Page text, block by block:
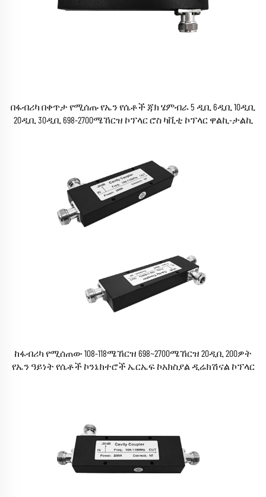
በፋብሪካ በቀጥታ የሚሰጡ የኤን የሴቶች ጃክ ሄምብራ 5 ዲቢ 6ዲቢ 10ዲቢ
20ዲቢ 30ዲቢ 698-2700ሜኸርዝ ኮፕላር ሮስ ካቪቲ ኮፕላር ዋልኪ-ታልኪ
ከፋብሪካ የሚሰጠው 108-118ሜኸርዝ 698~2700ሜኸርዝ 20ዲቢ 200ዎት
የኤን ዓይነት የሴቶች ኮንኔክተሮች ኤርኤፍ ኮአክስያል ዲሬክሽናል ኮፕላር